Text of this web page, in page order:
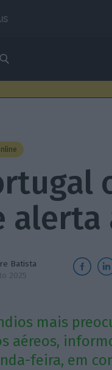
Batista
2025
mais
aéreos,
feira, em